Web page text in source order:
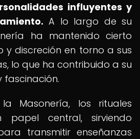
influyentes y
A lo largo de su
ha mantenido cierto
y discreción en torno a sus
lo que ha contribuido a su
Masonería, los rituales
papel central, sirviendo
transmitir enseñanzas